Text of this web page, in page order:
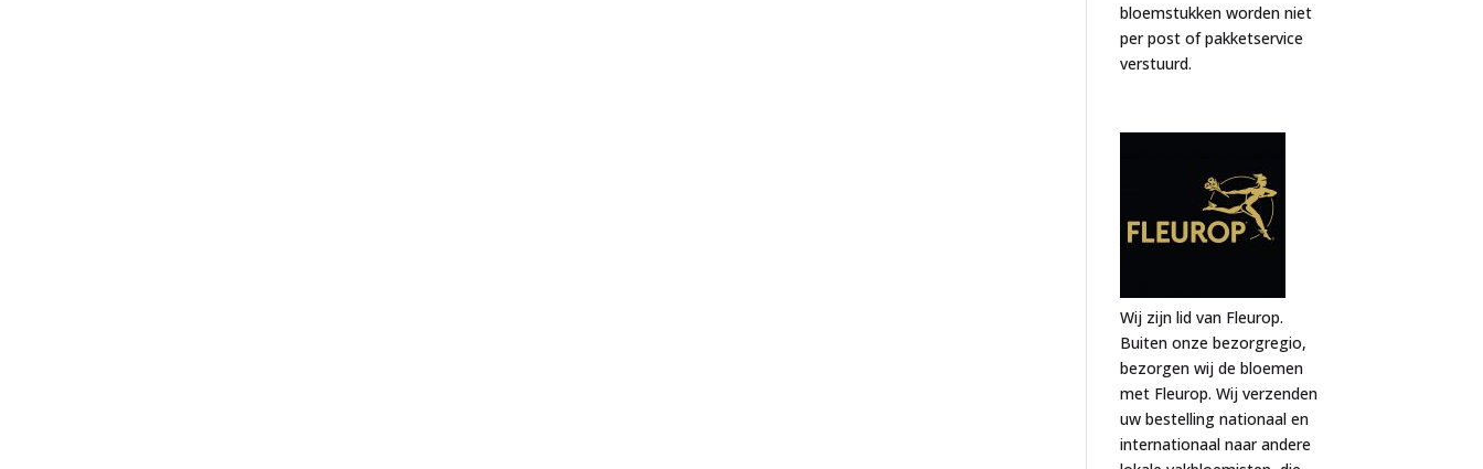
bloemstukken worden niet
per post of pakketservice
verstuurd.
Wij zijn lid van Fleurop.
Buiten onze bezorgregio,
bezorgen wij de bloemen
met Fleurop. Wij verzenden
uw bestelling nationaal en
internationaal naar andere